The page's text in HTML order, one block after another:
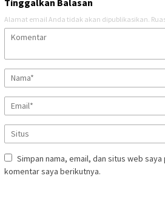
Tinggalkan Balasan
Alamat email Anda tidak akan dipublikasikan.
Simpan nama, email, dan situs web
komentar saya berikutnya.